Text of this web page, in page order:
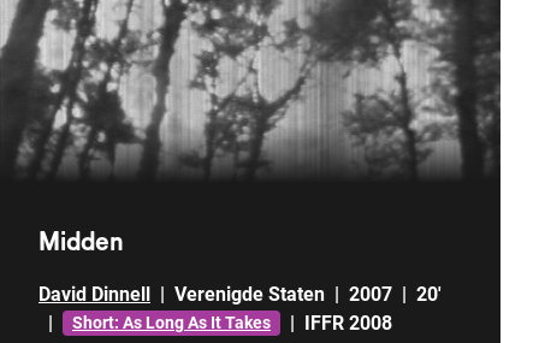
Midden
David Dinnell | Verenigde Staten | 2007 | 20'
|
Short: As Long As It Takes | IFFR 2008